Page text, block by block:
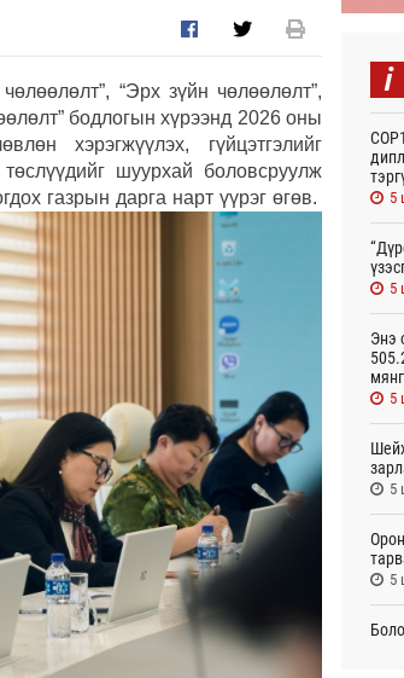
“Эрх зүйн чөлөөлөлт”,
бодлогын хүрээнд 2026 оны
хэрэгжүүлэх, гүйцэтгэлийг
шуурхай боловсруулж
газрын дарга нарт үүрэг өгөв.
i
5
5
Энэ
5
5
5